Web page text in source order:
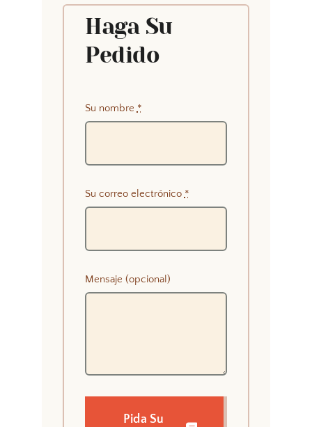
Haga Su
Pedido
Su nombre *
Su correo electrónico *
Mensaje (opcional)
Pida Su